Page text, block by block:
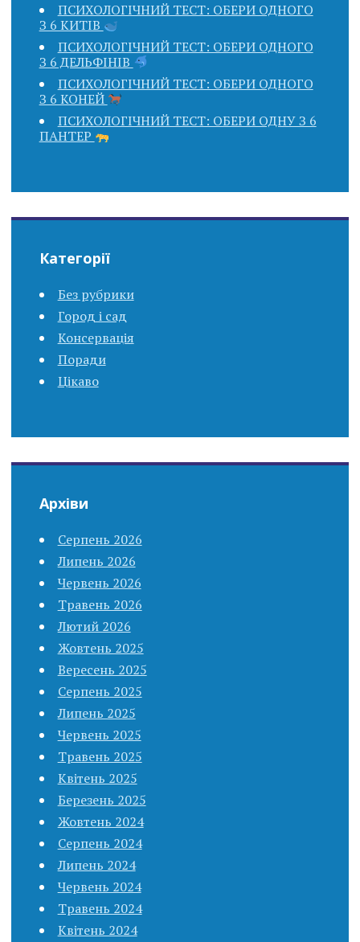
ПСИХОЛОГІЧНИЙ ТЕСТ: ОБЕРИ ОДНОГО
З 6 КИТІВ
ПСИХОЛОГІЧНИЙ ТЕСТ: ОБЕРИ ОДНОГО
З 6 ДЕЛЬФІНІВ
ПСИХОЛОГІЧНИЙ ТЕСТ: ОБЕРИ ОДНОГО
З 6 КОНЕЙ
ПСИХОЛОГІЧНИЙ ТЕСТ: ОБЕРИ ОДНУ З 6
ПАНТЕР
Категорії
Без рубрики
Город і сад
Консервація
Поради
Цікаво
Архіви
Серпень 2026
Липень 2026
Червень 2026
Травень 2026
Лютий 2026
Жовтень 2025
Вересень 2025
Серпень 2025
Липень 2025
Червень 2025
Травень 2025
Квітень 2025
Березень 2025
Жовтень 2024
Серпень 2024
Липень 2024
Червень 2024
Травень 2024
Квітень 2024